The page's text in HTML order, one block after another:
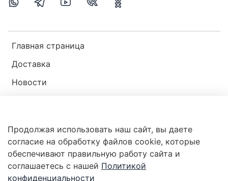
Главная страница
Доставка
Новости
Политика конфиденциальности
Магазин мир ракушек
Продолжая использовать наш сайт, вы даете
согласие на обработку файлов cookie, которые
обеспечивают правильную работу сайта и
соглашаетесь с нашей Политикой
конфиденциальности